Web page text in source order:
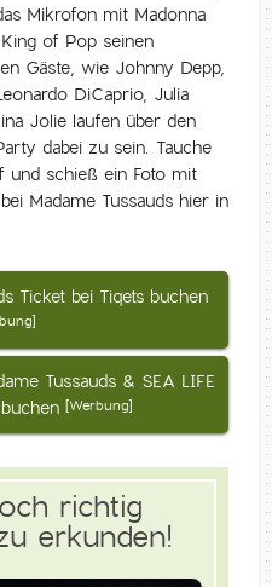
Mikrofon mit Madonna
of Pop seinen
Gäste, wie Johnny Depp,
DiCaprio, Julia
Jolie laufen über den
dabei zu sein. Tauche
und schieß ein Foto mit
Madame Tussauds hier in
Ticket bei Tiqets buchen
Tussauds & SEA LIFE
[Werbung]
richtig
erkunden!